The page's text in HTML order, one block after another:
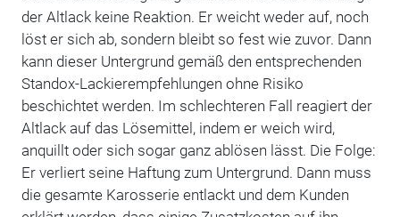
der Altlack keine Reaktion. Er weicht weder auf, noch
löst er sich ab, sondern bleibt so fest wie zuvor. Dann
kann dieser Untergrund gemäß den entsprechenden
Standox-Lackierempfehlungen ohne Risiko
beschichtet werden. Im schlechteren Fall reagiert der
Altlack auf das Lösemittel, indem er weich wird,
anquillt oder sich sogar ganz ablösen lässt. Die Folge:
Er verliert seine Haftung zum Untergrund. Dann muss
die gesamte Karosserie entlackt und dem Kunden